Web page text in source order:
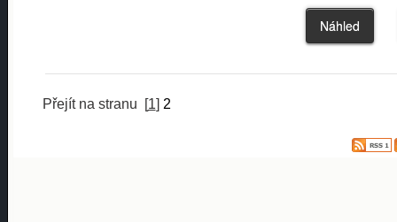
Přejít na stranu [1] 2